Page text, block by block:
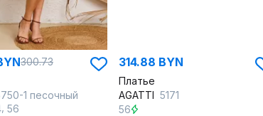
300.73
1 песочный
56
314.88 BYN
Платье
AGATTI 5171
56